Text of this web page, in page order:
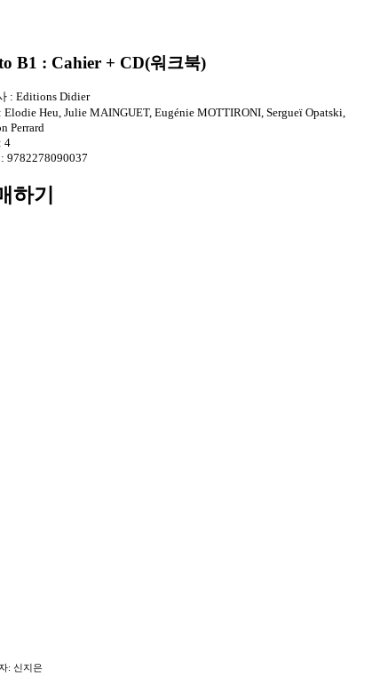
B1 : Cahier + CD(워크북)
:Editions Didier
Elodie Heu, Julie MAINGUET, Eugénie MOTTIRONI, Sergueï Opatski,
Perrard
4
:9782278090037
하기
: 신지은